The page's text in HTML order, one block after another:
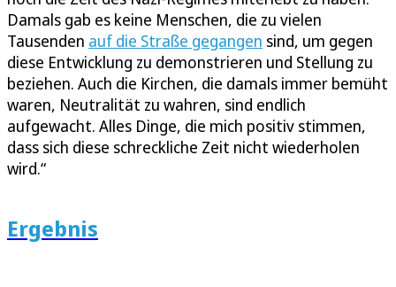
Damals gab es keine Menschen, die zu vielen
Tausenden auf die Straße gegangen sind, um gegen
diese Entwicklung zu demonstrieren und Stellung zu
beziehen. Auch die Kirchen, die damals immer bemüht
waren, Neutralität zu wahren, sind endlich
aufgewacht. Alles Dinge, die mich positiv stimmen,
dass sich diese schreckliche Zeit nicht wiederholen
wird.“
Ergebnis